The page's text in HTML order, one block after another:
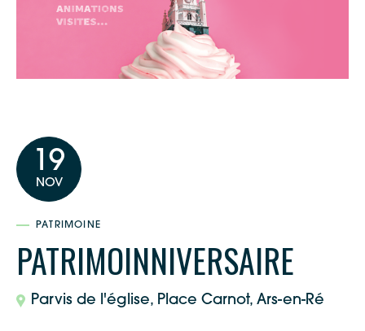
19
NOV
PATRIMOINE
PATRIMOINNIVERSAIRE
Parvis de l'église, Place Carnot, Ars-en-Ré